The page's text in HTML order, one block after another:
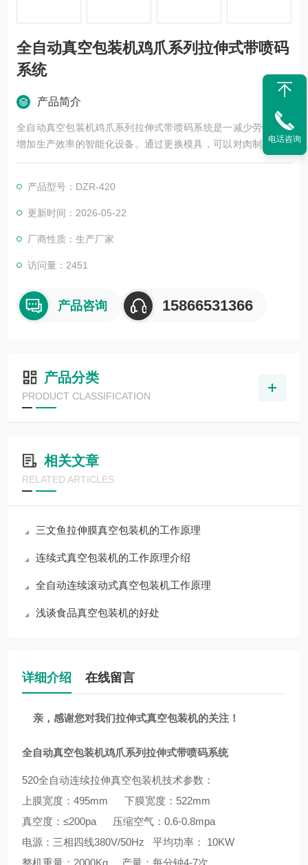
全自动真空包装机鸡爪系列拉伸式带喷码
系统
产品简介
全自动真空包装机鸡爪系列拉伸式带喷码系统是一减少劳动力，
增加生产效率的智能化设备。通过更换模具，可以对肉制品，面
制品，豆制品，休闲食品等进行真空包装。效率高，包装的产品
产品型号：DZR-420
更新时间：2026-05-22
厂商性质：生产厂家
访问量：2451
产品咨询 15866531366
产品分类
PRODUCT CLASSIFICATION
相关文章
RELATED ARTICLES
三文鱼拉伸膜真空包装机的工作原理
连续式真空包装机的工作原理介绍
全自动连续滚动式真空包装机工作原理
浅谈食品真空包装机的好处
详细介绍 在线留言
亲，感谢您对我们拉伸式真空包装机的关注！
全自动真空包装机鸡爪系列拉伸式带喷码系统
520全自动连续拉伸真空包装机技术参数：
上膜宽度：495mm 下膜宽度：522mm
真空度：≤200pa 压缩空气：0.6-0.8mpa
电源：三相四线380V/50Hz 平均功率： 10KW
整机重量：2000Kg 产量：每分钟4-7次
电话咨询